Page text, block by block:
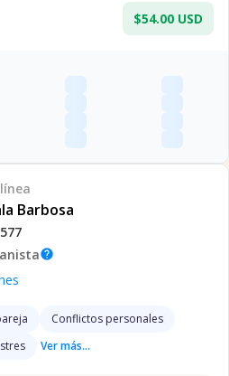
$54.00 USD
Barbosa
help
Conflictos personales
Ver más...